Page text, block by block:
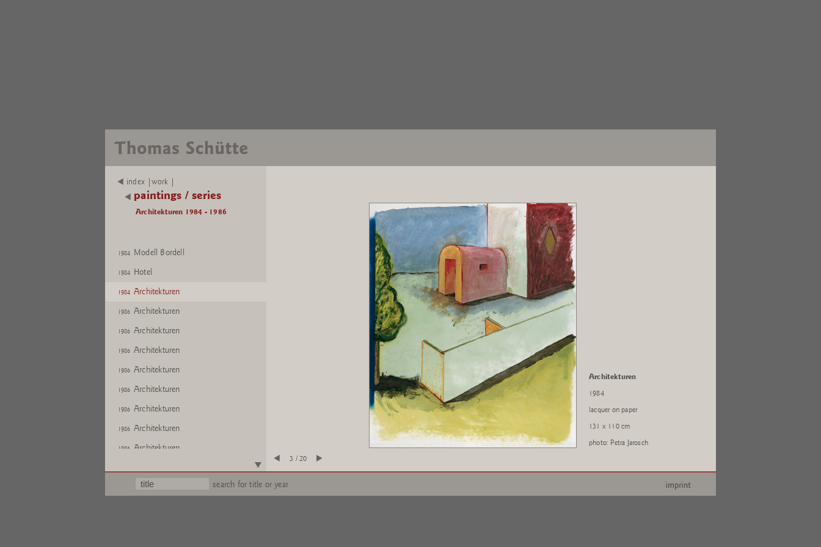
index |work |
paintings / series
Architekturen 1984 - 1986
1984 Modell Bordell
1984 Hotel
1984 Architekturen
1986 Architekturen
1986 Architekturen
1986 Architekturen
1986 Architekturen
1986 Architekturen
1986 Architekturen
1986 Architekturen
1986 Architekturen
Architekturen
Architekturen
1984
lacquer on paper
131 x 110 cm
photo: Petra Jarosch
3 / 20
search for title or year